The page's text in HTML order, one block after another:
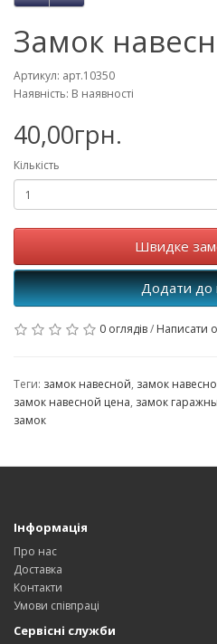
Замок
Артикул: арт.10350
Наявність: В наявності
40,00грн.
Кількість
Швидке
Додати до
0 оглядів/ Написати
Теги: замок навесной, замок
замок навесной цена, замок
замок
Інформація
Про нас
Доставка
Контакти
Умови співпраці
Сервісні служби